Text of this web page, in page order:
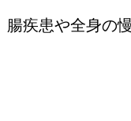
疾患や全身の